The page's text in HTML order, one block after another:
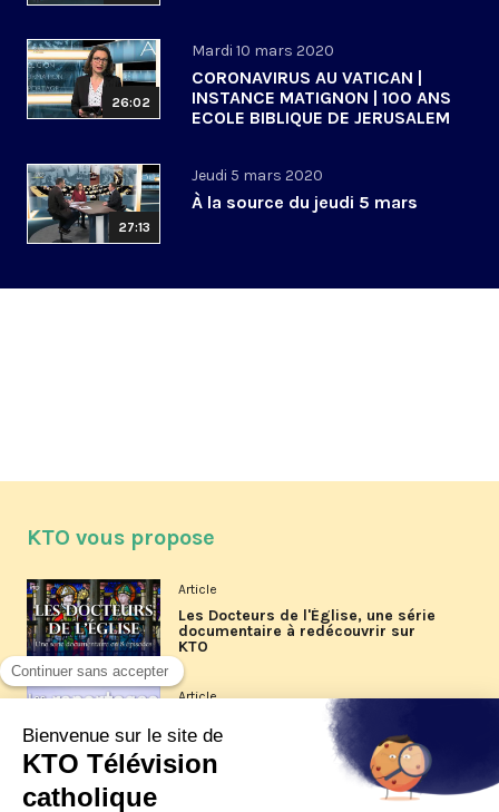
26:02
Mardi 10 mars 2020
CORONAVIRUS AU VATICAN |
INSTANCE MATIGNON | 100 ANS
ECOLE BIBLIQUE DE JERUSALEM
27:13
Jeudi 5 mars 2020
À la source du jeudi 5 mars
KTO vous propose
Article
Les Docteurs de l'Église, une série
documentaire à redécouvrir sur
KTO
Article
Les reportages d'été 2026 de KTO